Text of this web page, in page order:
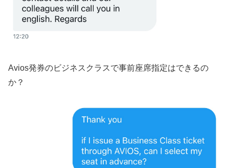
Avios発券のビジネスクラスで事前座席指定はできるの
か？